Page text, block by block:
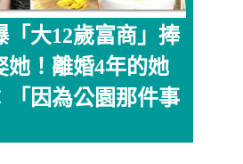
「大12歲富商」捧
她！離婚4年的她
「因為公園那件事